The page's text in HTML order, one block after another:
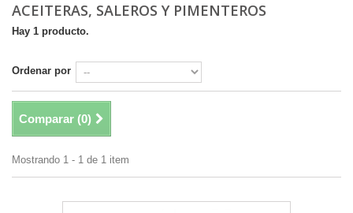
ACEITERAS, SALEROS Y PIMENTEROS
Hay 1 producto.
Ordenar por
Comparar (0)
Mostrando 1 - 1 de 1 item